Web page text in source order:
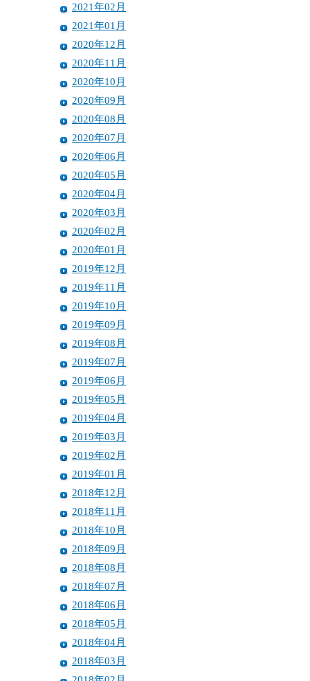
2021年02月
2021年01月
2020年12月
2020年11月
2020年10月
2020年09月
2020年08月
2020年07月
2020年06月
2020年05月
2020年04月
2020年03月
2020年02月
2020年01月
2019年12月
2019年11月
2019年10月
2019年09月
2019年08月
2019年07月
2019年06月
2019年05月
2019年04月
2019年03月
2019年02月
2019年01月
2018年12月
2018年11月
2018年10月
2018年09月
2018年08月
2018年07月
2018年06月
2018年05月
2018年04月
2018年03月